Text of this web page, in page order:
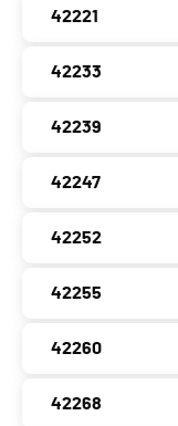
42221
42233
42239
42247
42252
42255
42260
42268